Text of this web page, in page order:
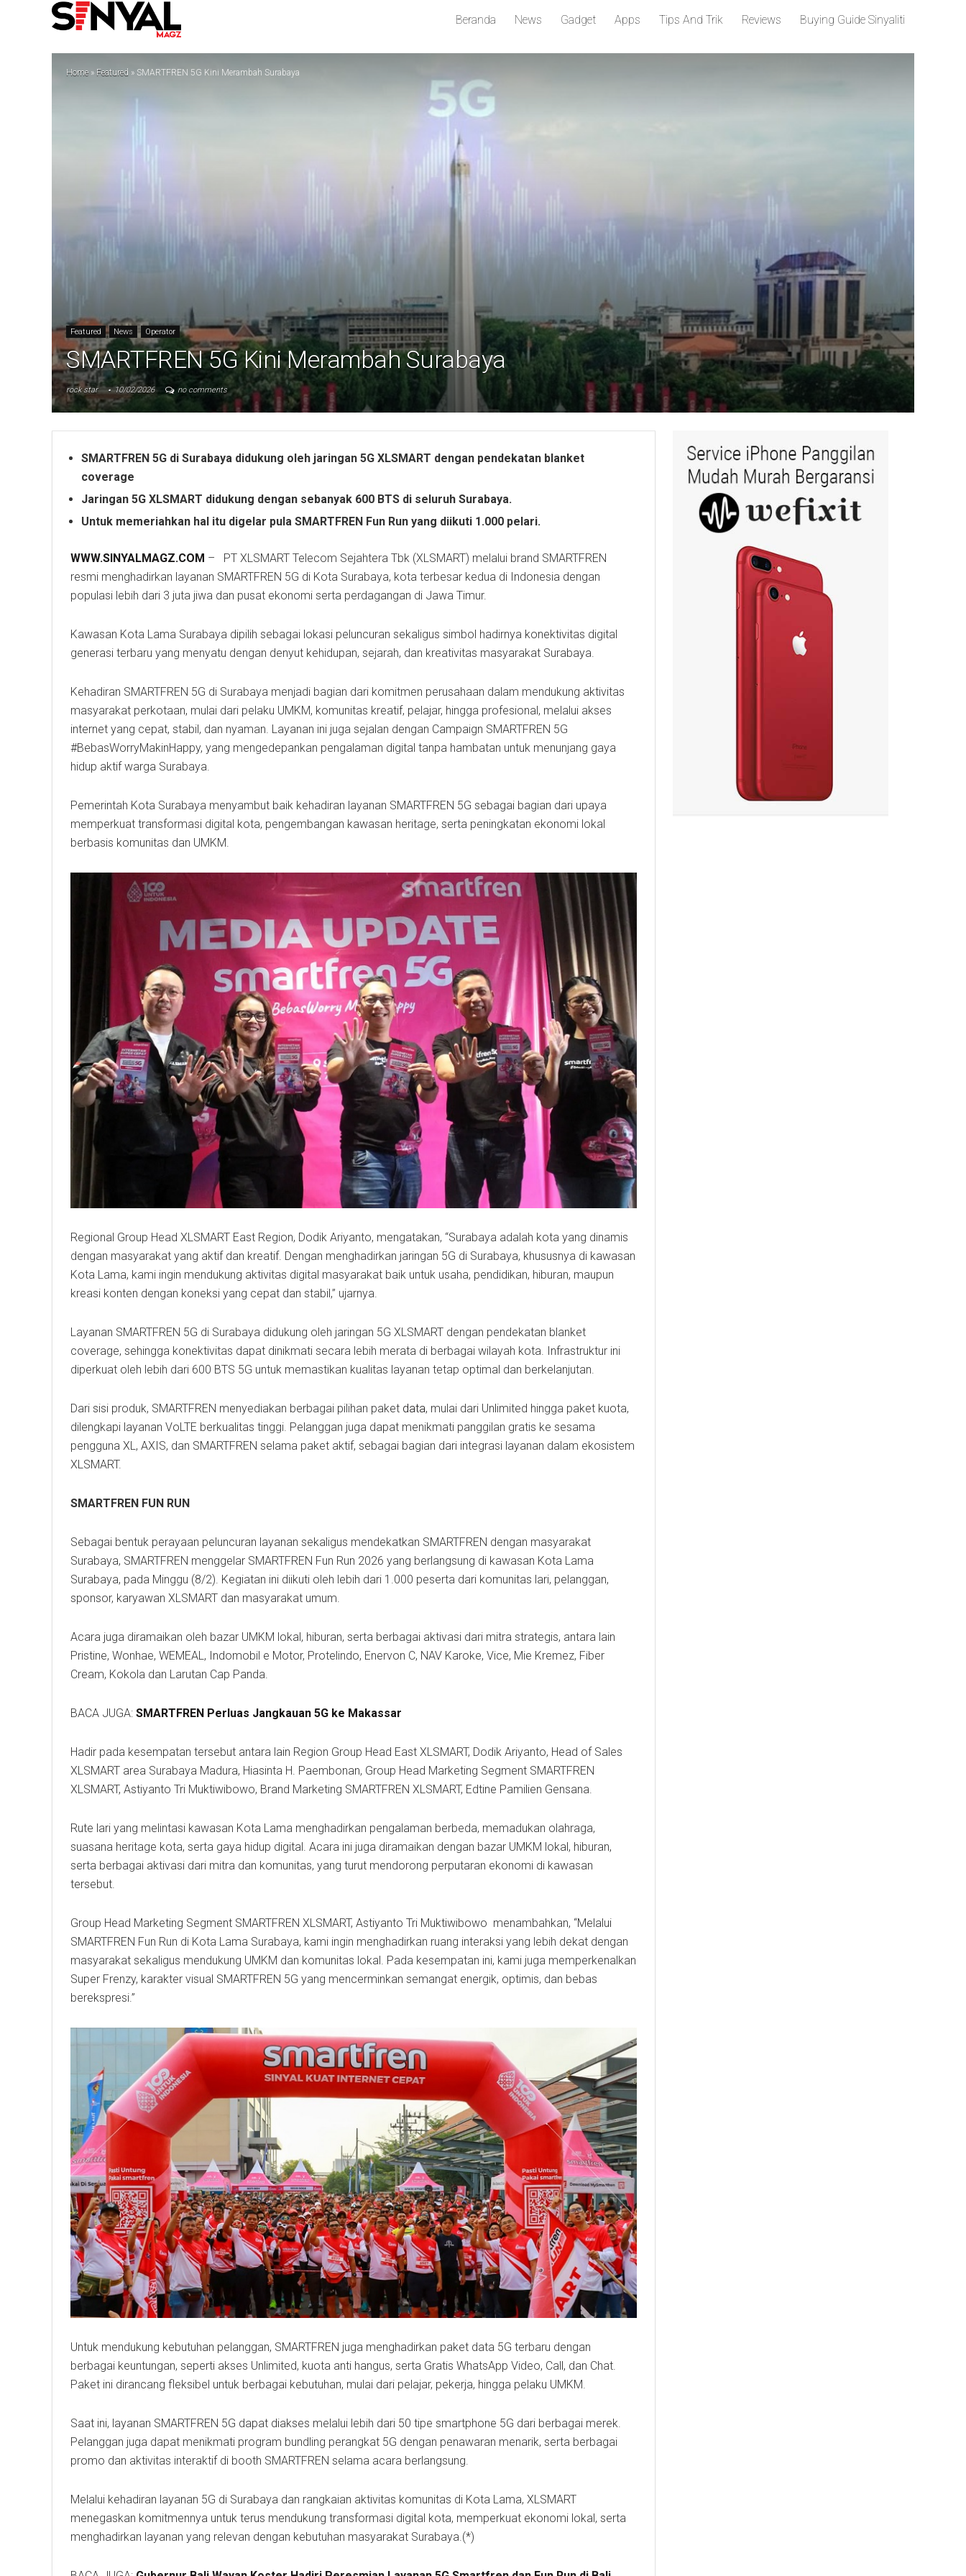
Beranda News Gadget Apps Tips And Trik Reviews Buying Guide Sinyaliti
Home » Featured » SMARTFREN 5G Kini Merambah Surabaya
Featured News Operator
SMARTFREN 5G Kini Merambah Surabaya
rock star 10/02/2026 no comments
SMARTFREN 5G di Surabaya didukung oleh jaringan 5G XLSMART dengan pendekatan blanket
coverage
Jaringan 5G XLSMART didukung dengan sebanyak 600 BTS di seluruh Surabaya.
Untuk memeriahkan hal itu digelar pula SMARTFREN Fun Run yang diikuti 1.000 pelari.
WWW.SINYALMAGZ.COM – PT XLSMART Telecom Sejahtera Tbk (XLSMART) melalui brand SMARTFREN
resmi menghadirkan layanan SMARTFREN 5G di Kota Surabaya, kota terbesar kedua di Indonesia dengan
populasi lebih dari 3 juta jiwa dan pusat ekonomi serta perdagangan di Jawa Timur.
Kawasan Kota Lama Surabaya dipilih sebagai lokasi peluncuran sekaligus simbol hadirnya konektivitas digital
generasi terbaru yang menyatu dengan denyut kehidupan, sejarah, dan kreativitas masyarakat Surabaya.
Kehadiran SMARTFREN 5G di Surabaya menjadi bagian dari komitmen perusahaan dalam mendukung aktivitas
masyarakat perkotaan, mulai dari pelaku UMKM, komunitas kreatif, pelajar, hingga profesional, melalui akses
internet yang cepat, stabil, dan nyaman. Layanan ini juga sejalan dengan Campaign SMARTFREN 5G
#BebasWorryMakinHappy, yang mengedepankan pengalaman digital tanpa hambatan untuk menunjang gaya
hidup aktif warga Surabaya.
Pemerintah Kota Surabaya menyambut baik kehadiran layanan SMARTFREN 5G sebagai bagian dari upaya
memperkuat transformasi digital kota, pengembangan kawasan heritage, serta peningkatan ekonomi lokal
berbasis komunitas dan UMKM.
Regional Group Head XLSMART East Region, Dodik Ariyanto, mengatakan, “Surabaya adalah kota yang dinamis
dengan masyarakat yang aktif dan kreatif. Dengan menghadirkan jaringan 5G di Surabaya, khususnya di kawasan
Kota Lama, kami ingin mendukung aktivitas digital masyarakat baik untuk usaha, pendidikan, hiburan, maupun
kreasi konten dengan koneksi yang cepat dan stabil,” ujarnya.
Layanan SMARTFREN 5G di Surabaya didukung oleh jaringan 5G XLSMART dengan pendekatan blanket
coverage, sehingga konektivitas dapat dinikmati secara lebih merata di berbagai wilayah kota. Infrastruktur ini
diperkuat oleh lebih dari 600 BTS 5G untuk memastikan kualitas layanan tetap optimal dan berkelanjutan.
Dari sisi produk, SMARTFREN menyediakan berbagai pilihan paket data, mulai dari Unlimited hingga paket kuota,
dilengkapi layanan VoLTE berkualitas tinggi. Pelanggan juga dapat menikmati panggilan gratis ke sesama
pengguna XL, AXIS, dan SMARTFREN selama paket aktif, sebagai bagian dari integrasi layanan dalam ekosistem
XLSMART.
SMARTFREN FUN RUN
Sebagai bentuk perayaan peluncuran layanan sekaligus mendekatkan SMARTFREN dengan masyarakat
Surabaya, SMARTFREN menggelar SMARTFREN Fun Run 2026 yang berlangsung di kawasan Kota Lama
Surabaya, pada Minggu (8/2). Kegiatan ini diikuti oleh lebih dari 1.000 peserta dari komunitas lari, pelanggan,
sponsor, karyawan XLSMART dan masyarakat umum.
Acara juga diramaikan oleh bazar UMKM lokal, hiburan, serta berbagai aktivasi dari mitra strategis, antara lain
Pristine, Wonhae, WEMEAL, Indomobil e Motor, Protelindo, Enervon C, NAV Karoke, Vice, Mie Kremez, Fiber
Cream, Kokola dan Larutan Cap Panda.
BACA JUGA: SMARTFREN Perluas Jangkauan 5G ke Makassar
Hadir pada kesempatan tersebut antara lain Region Group Head East XLSMART, Dodik Ariyanto, Head of Sales
XLSMART area Surabaya Madura, Hiasinta H. Paembonan, ⁠Group Head Marketing Segment SMARTFREN
XLSMART, Astiyanto Tri Muktiwibowo, Brand Marketing SMARTFREN XLSMART, Edtine Pamilien Gensana.
Rute lari yang melintasi kawasan Kota Lama menghadirkan pengalaman berbeda, memadukan olahraga,
suasana heritage kota, serta gaya hidup digital. Acara ini juga diramaikan dengan bazar UMKM lokal, hiburan,
serta berbagai aktivasi dari mitra dan komunitas, yang turut mendorong perputaran ekonomi di kawasan
tersebut.
Group ⁠Head Marketing Segment SMARTFREN XLSMART, Astiyanto Tri Muktiwibowo menambahkan, “Melalui
SMARTFREN Fun Run di Kota Lama Surabaya, kami ingin menghadirkan ruang interaksi yang lebih dekat dengan
masyarakat sekaligus mendukung UMKM dan komunitas lokal. Pada kesempatan ini, kami juga memperkenalkan
Super Frenzy, karakter visual SMARTFREN 5G yang mencerminkan semangat energik, optimis, dan bebas
berekspresi.”
Untuk mendukung kebutuhan pelanggan, SMARTFREN juga menghadirkan paket data 5G terbaru dengan
berbagai keuntungan, seperti akses Unlimited, kuota anti hangus, serta Gratis WhatsApp Video, Call, dan Chat.
Paket ini dirancang fleksibel untuk berbagai kebutuhan, mulai dari pelajar, pekerja, hingga pelaku UMKM.
Saat ini, layanan SMARTFREN 5G dapat diakses melalui lebih dari 50 tipe smartphone 5G dari berbagai merek.
Pelanggan juga dapat menikmati program bundling perangkat 5G dengan penawaran menarik, serta berbagai
promo dan aktivitas interaktif di booth SMARTFREN selama acara berlangsung.
Melalui kehadiran layanan 5G di Surabaya dan rangkaian aktivitas komunitas di Kota Lama, XLSMART
menegaskan komitmennya untuk terus mendukung transformasi digital kota, memperkuat ekonomi lokal, serta
menghadirkan layanan yang relevan dengan kebutuhan masyarakat Surabaya.(*)